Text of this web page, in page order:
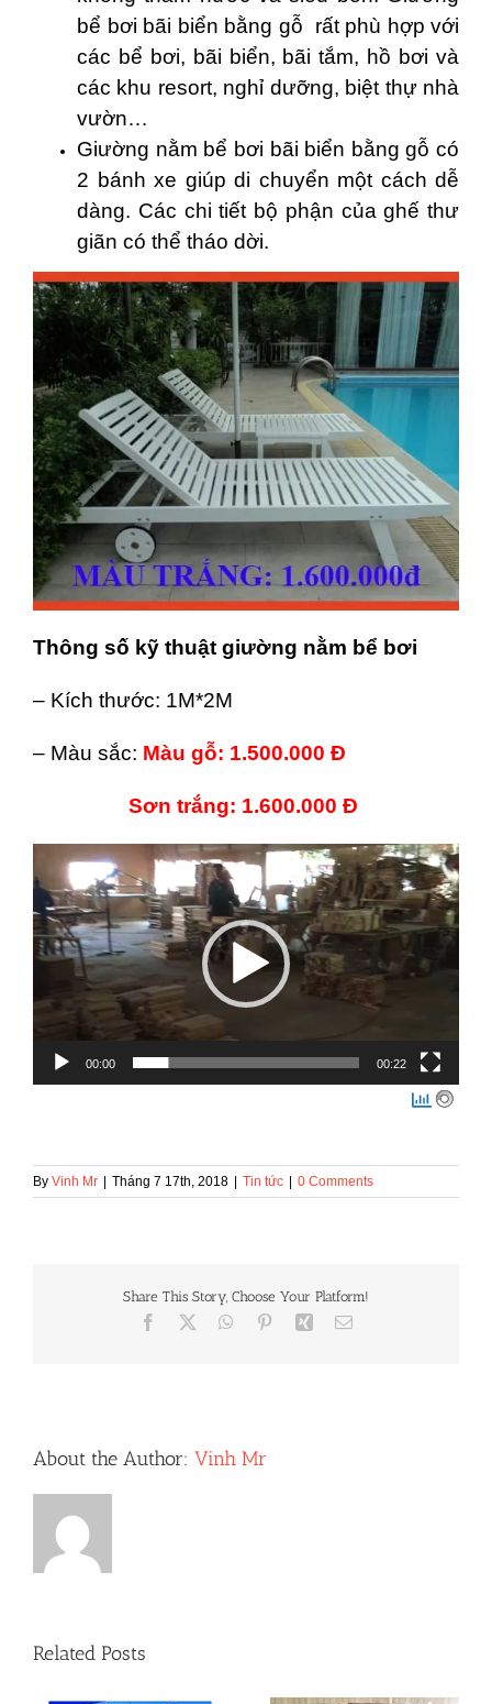
bể bơi bãi biển bằng gỗ rất phù hợp với
các bể bơi, bãi biển, bãi tắm, hồ bơi và
các khu resort, nghỉ dưỡng, biệt thự nhà
vườn…
Giường nằm bể bơi bãi biển bằng gỗ có
2 bánh xe giúp di chuyển một cách dễ
dàng. Các chi tiết bộ phận của ghế thư
giãn có thể tháo dời.
Thông số kỹ thuật giường nằm bể bơi
– Kích thước: 1M*2M
– Màu sắc: Màu gỗ: 1.500.000 Đ
Sơn trắng: 1.600.000 Đ
chơi
Video
00:00 00:22
By Vinh Mr | Tháng 7 17th, 2018 | Tin tức | 0 Comments
Share This Story, Choose Your Platform!
Facebook WhatsApp
PinterestXing Email
About the Author: Vinh Mr
Related Posts